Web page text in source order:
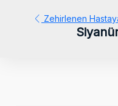
Zehirlenen